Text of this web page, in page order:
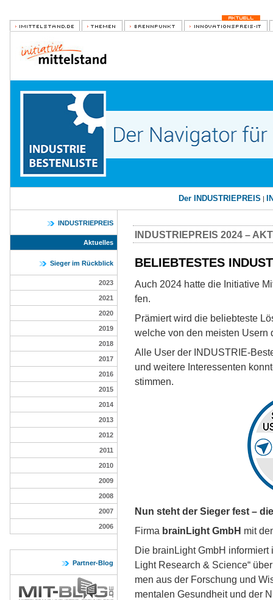
Der INDUSTRIEPREIS |
INDUSTRIEPREIS
Aktuelles
Sieger im Rückblick
2023
2021
2020
2019
2018
2017
2016
2015
2014
2013
2012
2011
2010
2009
2008
2007
2006
Partner-Blog
INDUSTRIEPREIS 2024 –
BE­LIEB­TES­TES
Auch 2024 hat­te die In­i­tia­ti­ve
fen.
Prä­miert wird die be­lieb­tes­te
wel­che von den meis­ten Usern
Al­le User der IN­DU­S­TRIE-
und wei­te­re In­ter­es­sen­ten
stim­men.
Nun steht der Sie­ger fest –
Firma brainLight GmbH mit
Die brain­Light GmbH
Light Re­se­arch & Sci­en­ce“
men aus der For­schung und
men­ta­len Ge­sund­heit und der